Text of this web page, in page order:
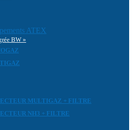
ATEX
BW »
MULTIGAZ + FILTRE
NH3 + FILTRE